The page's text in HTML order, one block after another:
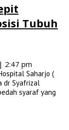
Tubuh
2:47 pm
Saharjo (
dr Syafrizal
syaraf yang